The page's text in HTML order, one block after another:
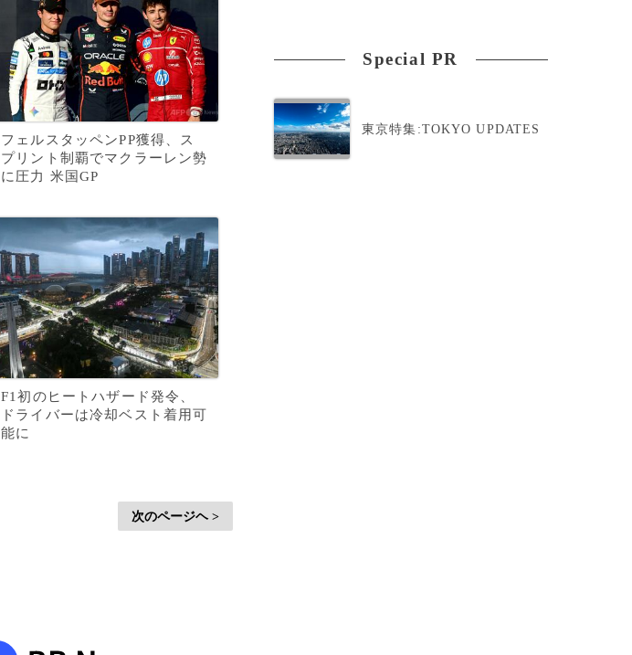
フェルスタッペンPP獲得、ス
プリント制覇でマクラーレン勢
に圧力 米国GP
F1初のヒートハザード発令、
ドライバーは冷却ベスト着用可
能に
次のページヘ >
Special PR
東京特集:TOKYO UPDATES